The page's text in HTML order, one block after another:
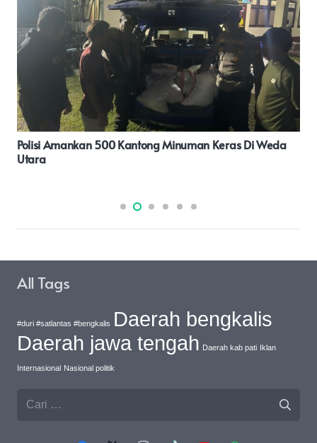
Peresmian Mako Polres Pulau Taliabu: Kapolda Malut
Apresiasi Kerja Keras Semua Pihak
All Tags
#duri #satlantas #bengkalis Daerah bengkalis
Daerah jawa tengah Daerah kab pati Iklan
Internasional Nasional politik
Cari